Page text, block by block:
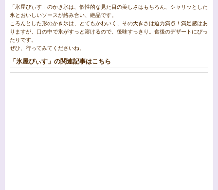
「氷屋ぴぃす」のかき氷は、個性的な見た目の美しさはもちろん、シャリッとした
氷とおいしいソースが絡み合い、絶品です。
ころんとした形のかき氷は、とてもかわいく、その大きさは迫力満点！満足感はあ
りますが、口の中で氷がすっと溶けるので、後味すっきり。食後のデザートにぴっ
たりです。
ぜひ、行ってみてくださいね。
「氷屋ぴぃす」の関連記事はこちら